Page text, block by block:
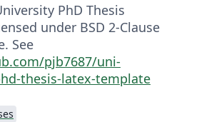
PhD Thesis
under BSD 2-Clause
See
pjb7687/uni-
thesis-latex-template